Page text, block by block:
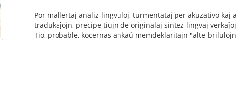
Por mallertaj analiz-lingvuloj, turmentataj per akuzativo
tradukaĵojn, precipe tiujn de originalaj sintez-lingvaj
Tio, probable, kocernas ankaŭ memdeklaritajn "alte-